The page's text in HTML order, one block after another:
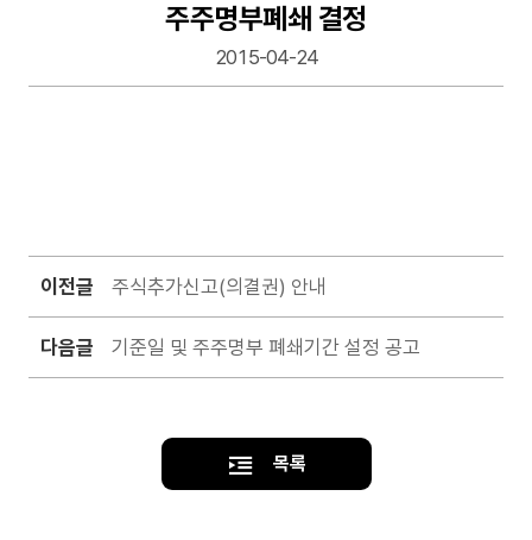
주주명부폐쇄 결정
2015-04-24
이전글 주식추가신고(의결권) 안내
다음글 기준일 및 주주명부 폐쇄기간 설정 공고
목록